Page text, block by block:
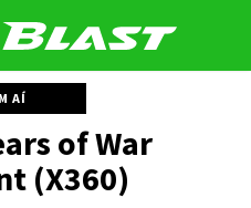
AÍ
of War
(X360)